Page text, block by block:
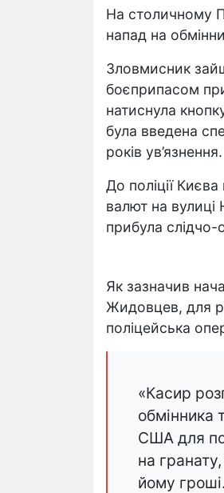
На столичному
напад на
Зловмисник
боєприпасом
натиснула
була введена
років ув’язнення.
До поліції
валют на вулиці
прибула
Як зазначив
Жидовцев, для
поліцейська
«Касир
обмінника
США для
на
йому